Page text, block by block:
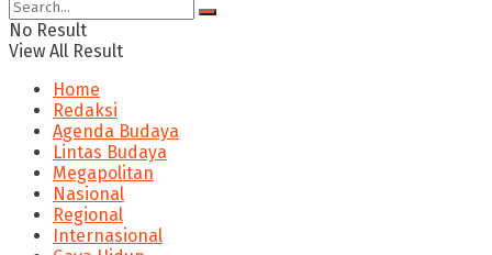
No Result
View All Result
Home
Redaksi
Agenda Budaya
Lintas Budaya
Megapolitan
Nasional
Regional
Internasional